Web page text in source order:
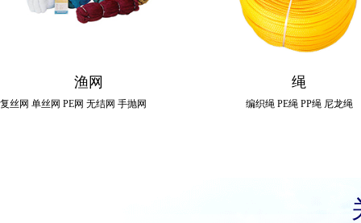
渔网
复丝网 单丝网 PE网 无结网 手抛网
绳
编织绳 PE绳 PP绳 尼龙绳